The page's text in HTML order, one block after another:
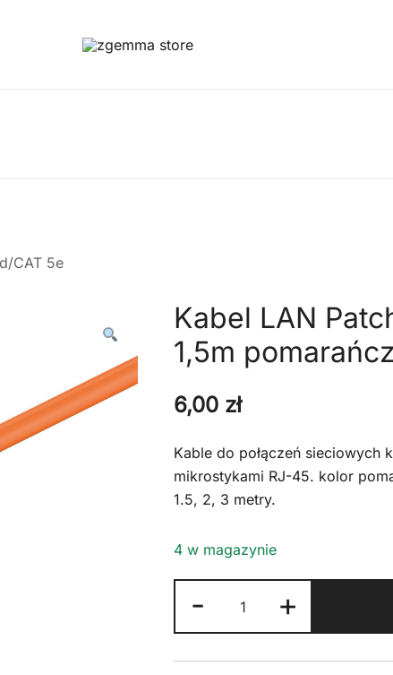
CAT 5e
Kabel LAN
1,5m
6,00 zł
Kable do połączeń sieciowych
mikrostykami RJ-45. kolor
1.5, 2, 3 metry.
4 w magazynie
-
Kabel
LAN
Patchcord
+